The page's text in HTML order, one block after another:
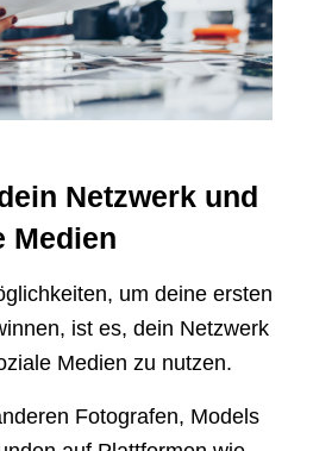
Netzwerk und
Medien
um deine ersten
ist es, dein Netzwerk
Medien zu nutzen.
Fotografen, Models